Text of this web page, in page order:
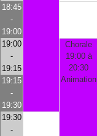
18:45
-
19:00
19:00
-
19:15
Chorale
19:00 à
20:30
Animation
19:15
-
19:30
19:30
-